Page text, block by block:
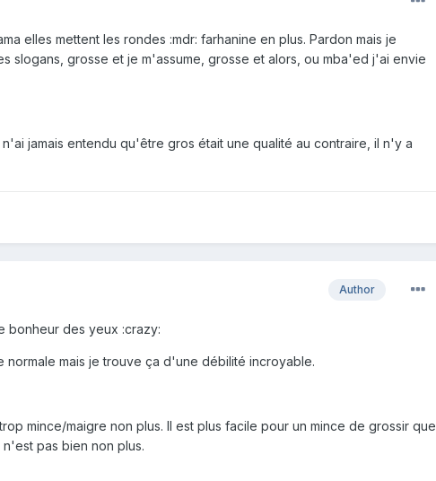
elles mettent les rondes :mdr: farhanine en plus. Pardon mais je
slogans, grosse et je m'assume, grosse et alors, ou mba'ed j'ai envie
jamais entendu qu'être gros était une qualité au contraire, il n'y a
Author
bonheur des yeux :crazy:
mais je trouve ça d'une débilité incroyable.
mince/maigre non plus. Il est plus facile pour un mince de grossir que
pas bien non plus.